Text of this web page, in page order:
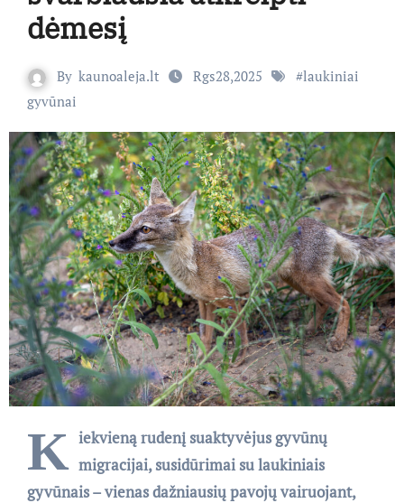
dėmesį
By kaunoaleja.lt Rgs28,2025 #laukiniai
gyvūnai
K iekvieną rudenį suaktyvėjus gyvūnų
migracijai, susidūrimai su laukiniais
gyvūnais – vienas dažniausių pavojų vairuojant,